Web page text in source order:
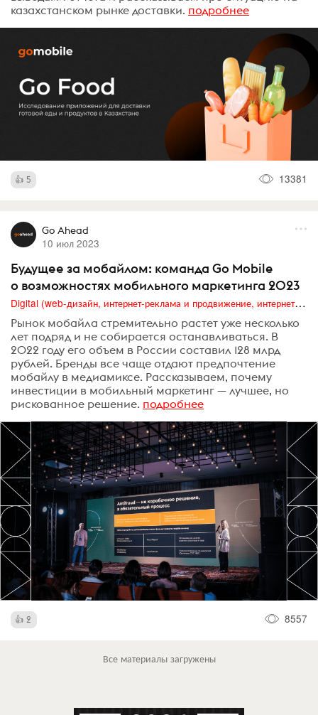
казахстанском рынке доставки. подробнее
5 13381
Go Ahead
10 июл 2023
Будущее за мобайлом: команда Go Mobile
о возможностях мобильного маркетинга 2023
Digital (web-дизайн, интернет-реклама и продвижение, интернет-сообщества и блоги, интернет-коммуникации, мобильный маркетинг, реклама на цифровых экранах)
Рынок мобайла стремительно растет уже несколько
лет подряд и не собирается останавливаться. В
2022 году его объем в России составил 128 млрд
рублей. Бренды все чаще отдают предпочтение
мобайлу в медиамиксе. Рассказываем, почему
инвестиции в мобильный маркетинг — лучшее, но
рискованное решение. подробнее
2 8557
Все материалы загружены